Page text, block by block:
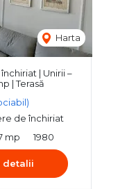
Harta
| Unirii –
| Terasă
de închiriat
mp 1980
detalii